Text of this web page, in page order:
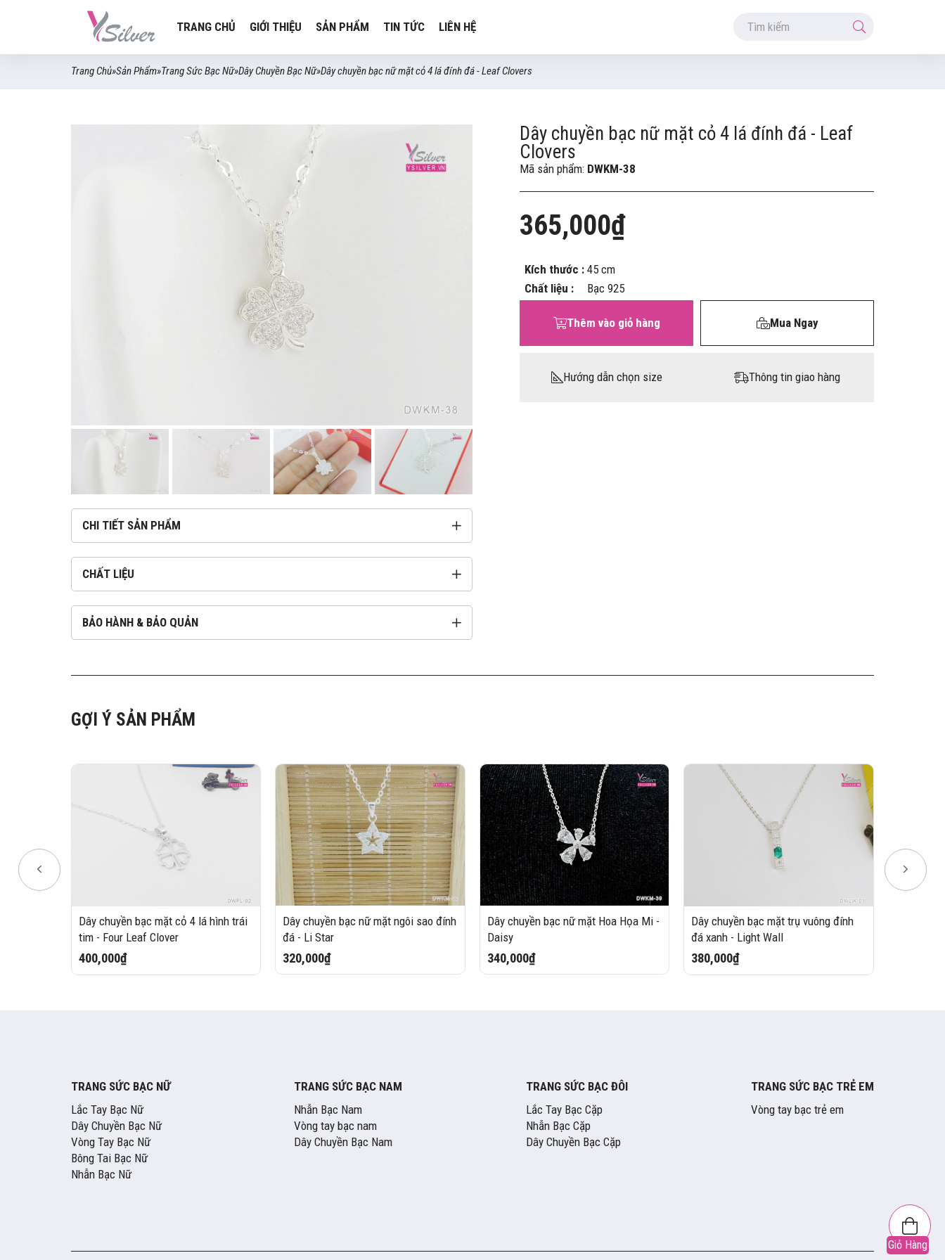
TRANG CHỦ GIỚI THIỆU SẢN PHẨM TIN TỨC LIÊN HỆ
Giỏ Hàng
Trang Chủ»Sản Phẩm»Trang Sức Bạc Nữ»Dây Chuyền Bạc Nữ»Dây chuyền bạc nữ mặt cỏ 4 lá đính đá - Leaf Clovers
Dây chuyền bạc nữ mặt cỏ 4 lá đính đá - Leaf
Clovers
Mã sản phẩm: DWKM-38
365,000₫
Kích thước : 45 cm
Chất liệu :
Bạc 925
Thêm vào giỏ hàng Mua Ngay
Hướng dẫn chọn size Thông tin giao hàng
CHI TIẾT SẢN PHẨM
CHẤT LIỆU
BẢO HÀNH & BẢO QUẢN
GỢI Ý SẢN PHẨM
Dây chuyền bạc mặt cỏ 4 lá hình trái
tim - Four Leaf Clover
400,000₫
Dây chuyền bạc nữ mặt ngôi sao đính
đá - Li Star
320,000₫
Dây chuyền bạc nữ mặt Hoa Họa Mi -
Daisy
340,000₫
Dây chuyền bạc mặt trụ vuông đính
đá xanh - Light Wall
380,000₫
350,000₫
TRANG SỨC BẠC NỮ
Lắc Tay Bạc Nữ
Dây Chuyền Bạc Nữ
Vòng Tay Bạc Nữ
Bông Tai Bạc Nữ
Nhẫn Bạc Nữ
TRANG SỨC BẠC NAM
Nhẫn Bạc Nam
Vòng tay bạc nam
Dây Chuyền Bạc Nam
TRANG SỨC BẠC ĐÔI
Lắc Tay Bạc Cặp
Nhẫn Bạc Cặp
Dây Chuyền Bạc Cặp
TRANG SỨC BẠC TRẺ EM
Vòng tay bạc trẻ em